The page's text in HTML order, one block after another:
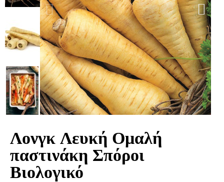
Λονγκ Λευκή Ομαλή
παστινάκη Σπόροι
Βιολογικό